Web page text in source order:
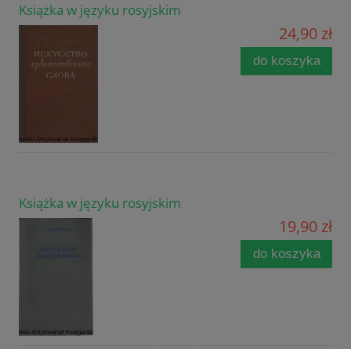
Książka w języku rosyjskim
24,90 zł
do koszyka
Książka w języku rosyjskim
19,90 zł
do koszyka